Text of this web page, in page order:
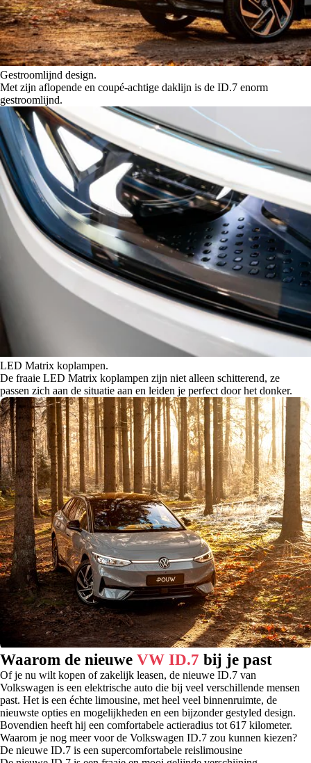
Gestroomlijnd design.
Met zijn aflopende en coupé-achtige daklijn is de ID.7 enorm
gestroomlijnd.
LED Matrix koplampen.
De fraaie LED Matrix koplampen zijn niet alleen schitterend, ze
passen zich aan de situatie aan en leiden je perfect door het donker.
Waarom de nieuwe VW ID.7 bij je past
Of je nu wilt kopen of zakelijk leasen, de nieuwe ID.7 van
Volkswagen is een elektrische auto die bij veel verschillende mensen
past. Het is een échte limousine, met heel veel binnenruimte, de
nieuwste opties en mogelijkheden en een bijzonder gestyled design.
Bovendien heeft hij een comfortabele actieradius tot 617 kilometer.
Waarom je nog meer voor de Volkswagen ID.7 zou kunnen kiezen?
De nieuwe ID.7 is een supercomfortabele reislimousine